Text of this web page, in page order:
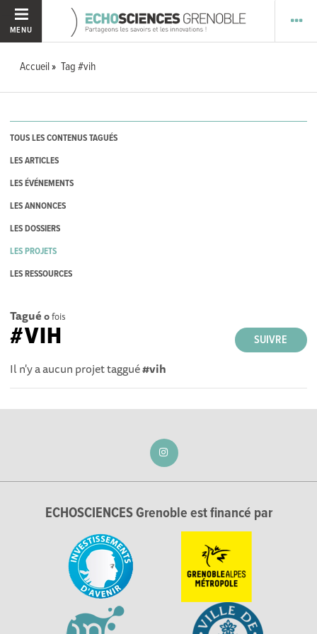
MENU
Accueil Tag #vih
TOUS LES CONTENUS TAGUÉS
LES ARTICLES
LES ÉVÉNEMENTS
LES ANNONCES
LES DOSSIERS
LES PROJETS
LES RESSOURCES
Tagué 0fois
SUIVRE
#VIH
Il n'y a aucun projet taggué#vih
ECHOSCIENCES Grenoble est financé par